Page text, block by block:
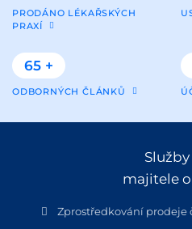
PRODÁNO LÉKAŘSKÝCH
PRAXÍ
65 +
ODBORNÝCH ČLÁNKŮ
majitele
Zprostředkování prodeje